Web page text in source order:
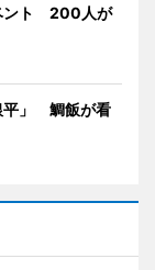
ント 200人が
平」 鯛飯が看